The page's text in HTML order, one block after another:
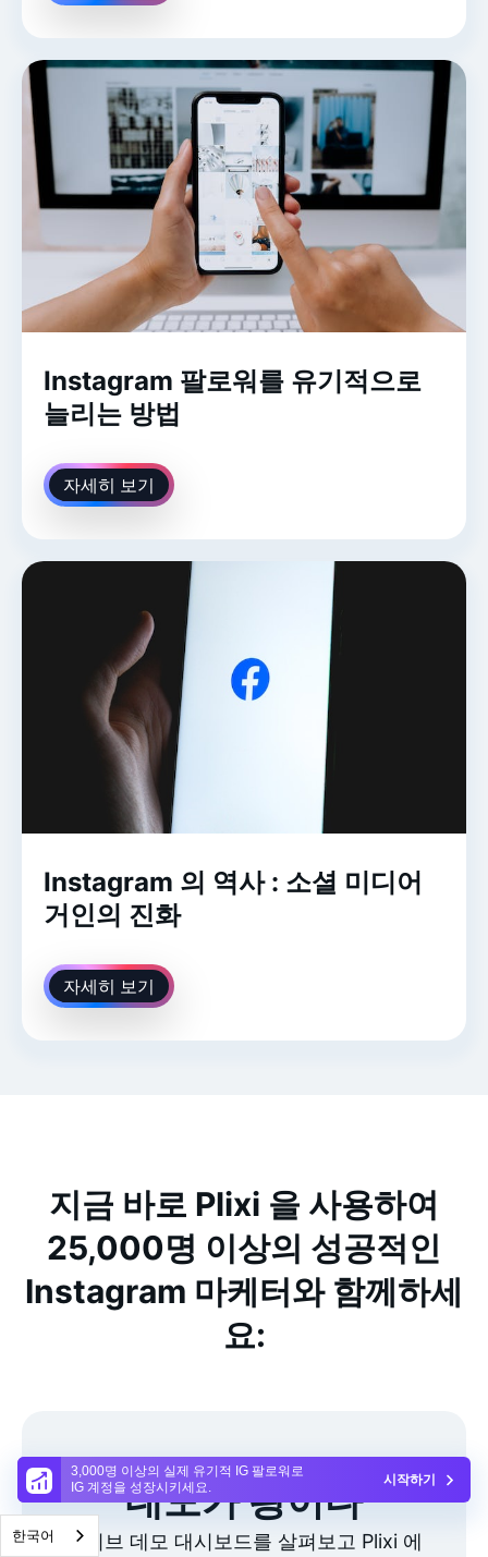
3,000명 이상의 실제 유기적 IG 팔로워로
IG 계정을 성장시키세요.
시작하기
Instagram 팔로워를 유기적으로
늘리는 방법
자세히 보기
Instagram 의 역사 : 소셜 미디어
거인의 진화
자세히 보기
지금 바로 Plixi 을 사용하여
25,000명 이상의 성공적인
Instagram 마케터와 함께하세
요:
데모가 왕이다
라이브 데모 대시보드를 살펴보고 Plixi 에
한국어